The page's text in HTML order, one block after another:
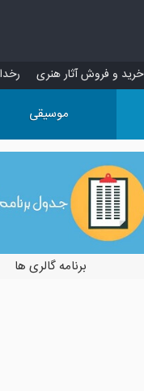
خرید و فروش آثار هنری
موسیقی
برنامه گالری ها